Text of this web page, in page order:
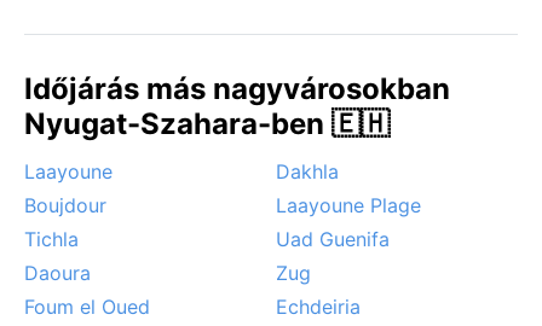
Időjárás más nagyvárosokban
Nyugat-Szahara-ben 🇪🇭
Laayoune
Dakhla
Boujdour
Laayoune Plage
Tichla
Uad Guenifa
Daoura
Zug
Foum el Oued
Echdeiria